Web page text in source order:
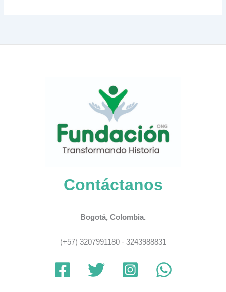
Contáctanos
Bogotá, Colombia.
(+57) 3207991180 - 3243988831